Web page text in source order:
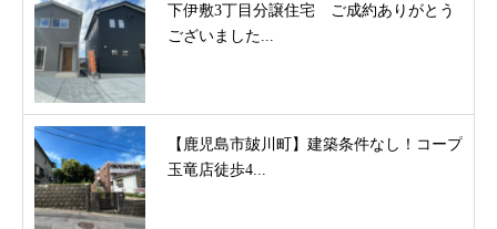
下伊敷3丁目分譲住宅 ご成約ありがとう
ございました...
【鹿児島市皷川町】建築条件なし！コープ
玉竜店徒歩4...